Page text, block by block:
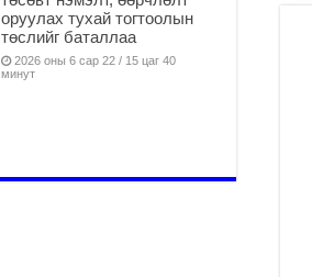
оруулах тухай тогтоолын
төслийг баталлаа
2026 оны 6 сар 22 / 15 цаг 40
минут